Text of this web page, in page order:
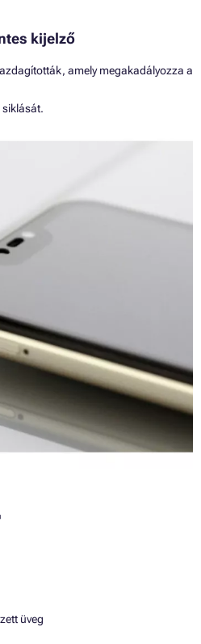
kijelző
amely megakadályozza a
siklását.
üveg